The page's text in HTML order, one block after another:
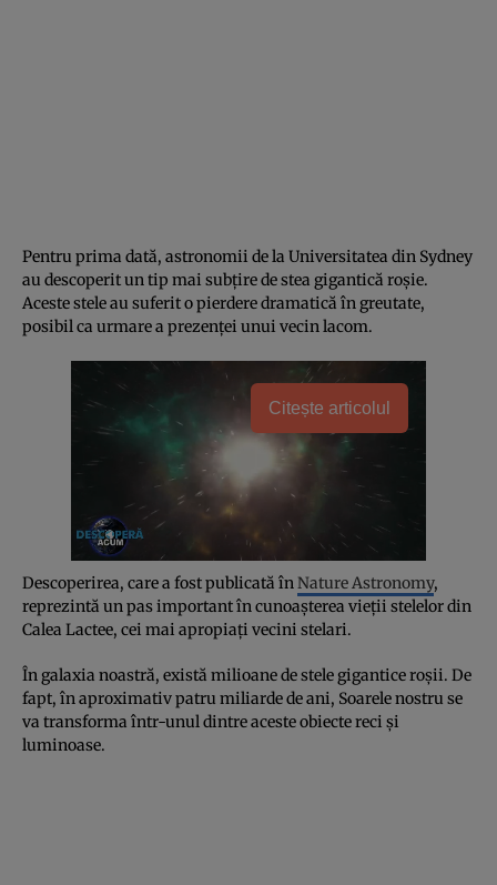
Pentru prima dată, astronomii de la Universitatea din Sydney
au descoperit un tip mai subțire de stea gigantică roșie.
Aceste stele au suferit o pierdere dramatică în greutate,
posibil ca urmare a prezenței unui vecin lacom.
Citește articolul
Descoperirea, care a fost publicată înNature Astronomy,
reprezintă un pas important în cunoașterea vieții stelelor din
Calea Lactee, cei mai apropiați vecini stelari.
În galaxia noastră, există milioane de stele gigantice roșii. De
fapt, în aproximativ patru miliarde de ani, Soarele nostru se
va transforma într-unul dintre aceste obiecte reci și
luminoase.